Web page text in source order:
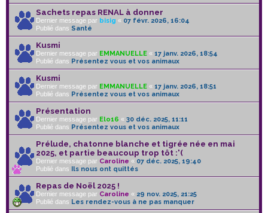
Sachets repas RENAL à donner
Dernier message par bisig « 07 févr. 2026, 16:04
Publié dans Santé
Kusmi
Dernier message par EMMANUELLE « 17 janv. 2026, 18:54
Publié dans Présentez vous et vos animaux
Kusmi
Dernier message par EMMANUELLE « 17 janv. 2026, 18:51
Publié dans Présentez vous et vos animaux
Présentation
Dernier message par Elo16 « 30 déc. 2025, 11:11
Publié dans Présentez vous et vos animaux
Prélude, chatonne blanche et tigrée née en mai
2025, et partie beaucoup trop tôt :'(
Dernier message par Caroline « 07 déc. 2025, 19:40
Publié dans Ils nous ont quittés
Repas de Noël 2025 !
Dernier message par Caroline « 29 nov. 2025, 21:25
Publié dans Les rendez-vous à ne pas manquer